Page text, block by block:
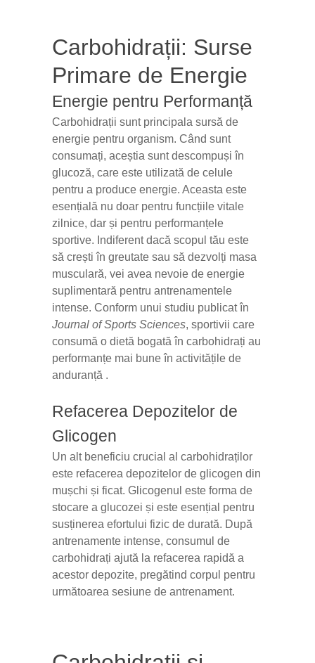
Carbohidrații: Surse
Primare de Energie
Energie pentru Performanță
Carbohidrații sunt principala sursă de
energie pentru organism. Când sunt
consumați, aceștia sunt descompuși în
glucoză, care este utilizată de celule
pentru a produce energie. Aceasta este
esențială nu doar pentru funcțiile vitale
zilnice, dar și pentru performanțele
sportive. Indiferent dacă scopul tău este
să crești în greutate sau să dezvolți masa
musculară, vei avea nevoie de energie
suplimentară pentru antrenamentele
intense. Conform unui studiu publicat în
Journal of Sports Sciences, sportivii care
consumă o dietă bogată în carbohidrați au
performanțe mai bune în activitățile de
anduranță .
Refacerea Depozitelor de
Glicogen
Un alt beneficiu crucial al carbohidraților
este refacerea depozitelor de glicogen din
mușchi și ficat. Glicogenul este forma de
stocare a glucozei și este esențial pentru
susținerea efortului fizic de durată. După
antrenamente intense, consumul de
carbohidrați ajută la refacerea rapidă a
acestor depozite, pregătind corpul pentru
următoarea sesiune de antrenament.